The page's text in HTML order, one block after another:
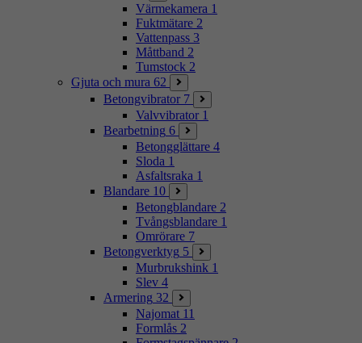
Värmekamera 1
Fuktmätare 2
Vattenpass 3
Måttband 2
Tumstock 2
Gjuta och mura 62
Betongvibrator 7
Valvvibrator 1
Bearbetning 6
Betongglättare 4
Sloda 1
Asfaltsraka 1
Blandare 10
Betongblandare 2
Tvångsblandare 1
Omrörare 7
Betongverktyg 5
Murbrukshink 1
Slev 4
Armering 32
Najomat 11
Formlås 2